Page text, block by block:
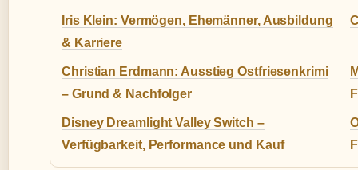
Iris Klein: Vermögen, Ehemänner, Ausbildung
& Karriere
Christian Erdmann: Ausstieg Ostfriesenkrimi
– Grund & Nachfolger
Disney Dreamlight Valley Switch –
Verfügbarkeit, Performance und Kauf